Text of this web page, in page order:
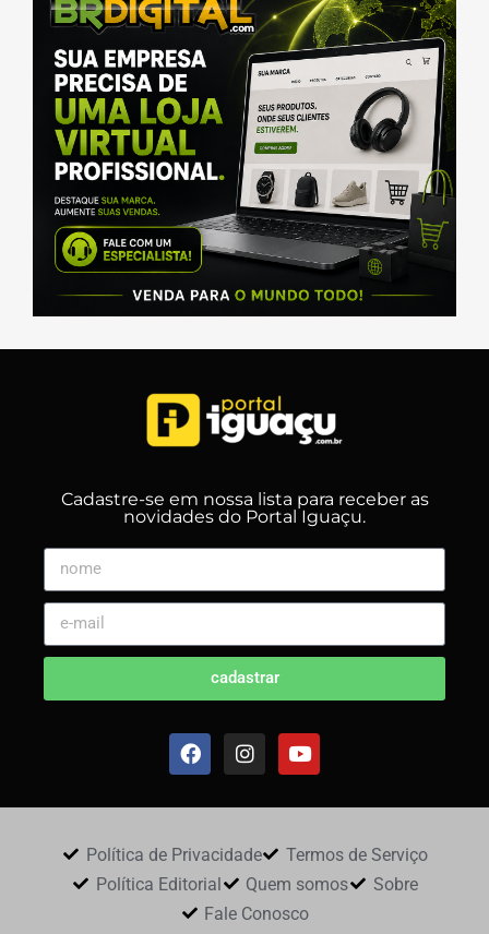
Cadastre-se em nossa lista para receber as
novidades do Portal Iguaçu.
cadastrar
Política de Privacidade
Termos de Serviço
Política Editorial
Quem somos
Sobre
Fale Conosco